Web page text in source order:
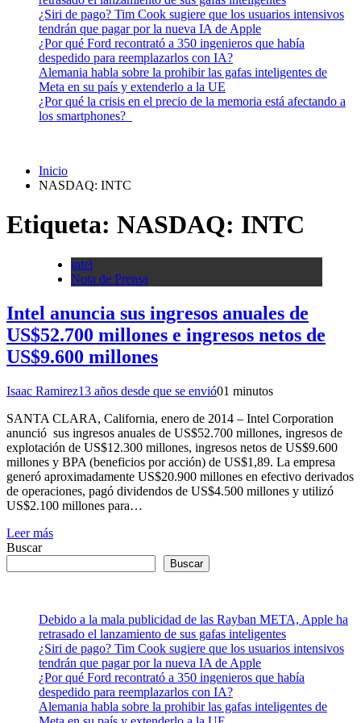
¿Siri de pago? Tim Cook sugiere que los usuarios intensivos
tendrán que pagar por la nueva IA de Apple
¿Por qué Ford recontrató a 350 ingenieros que había
despedido para reemplazarlos con IA?
Alemania habla sobre la prohibir las gafas inteligentes de
Meta en su país y extenderlo a la UE
¿Por qué la crisis en el precio de la memoria está afectando a
los smartphones?
Inicio
NASDAQ: INTC
Etiqueta: NASDAQ: INTC
intel
Nota de Prensa
Intel anuncia sus ingresos anuales de
US$52.700 millones e ingresos netos de
US$9.600 millones
Isaac Ramirez13 años desde que se envió01 minutos
SANTA CLARA, California, enero de 2014 – Intel Corporation
anunció sus ingresos anuales de US$52.700 millones, ingresos de
explotación de US$12.300 millones, ingresos netos de US$9.600
millones y BPA (beneficios por acción) de US$1,89. La empresa
generó aproximadamente US$20.900 millones en efectivo derivados
de operaciones, pagó dividendos de US$4.500 millones y utilizó
US$2.100 millones para…
Leer más
Buscar
Buscar
Debido a la mala publicidad de las Rayban META, Apple ha
retrasado el lanzamiento de sus gafas inteligentes
¿Siri de pago? Tim Cook sugiere que los usuarios intensivos
tendrán que pagar por la nueva IA de Apple
¿Por qué Ford recontrató a 350 ingenieros que había
despedido para reemplazarlos con IA?
Alemania habla sobre la prohibir las gafas inteligentes de